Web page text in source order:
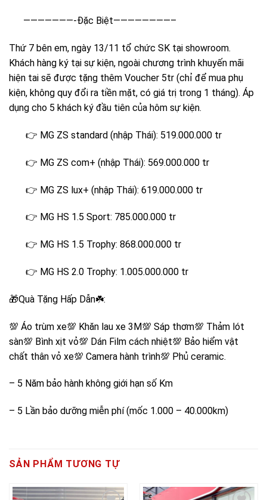
———————-Đặc Biệt————————–
Thứ 7 bên em, ngày 13/11 tổ chức SK tại showroom.
Khách hàng ký tại sự kiện, ngoài chương trình khuyến mãi
hiện tai sẽ được tặng thêm Voucher 5tr (chỉ để mua phụ
kiện, không quy đổi ra tiền mặt, có giá trị trong 1 tháng). Áp
dụng cho 5 khách ký đầu tiên của hôm sự kiện.
👉 MG ZS standard (nhập Thái): 519.000.000 tr
👉 MG ZS com+ (nhập Thái): 569.000.000 tr
👉 MG ZS lux+ (nhập Thái): 619.000.000 tr
👉 MG HS 1.5 Sport: 785.000.000 tr
👉 MG HS 1.5 Trophy: 868.000.000 tr
👉 MG HS 2.0 Trophy: 1.005.000.000 tr
🎁Quà Tặng Hấp Dẫn☘️:
💯 Áo trùm xe💯 Khăn lau xe 3M💯 Sáp thơm💯 Thảm lót
sàn💯 Bình xịt vỏ💯 Dán Film cách nhiệt💯 Bảo hiểm vật
chất thân vỏ xe💯 Camera hành trình💯 Phủ ceramic.
– 5 Năm bảo hành không giới hạn số Km
– 5 Lần bảo dưỡng miễn phí (mốc 1.000 – 40.000km)
SẢN PHẨM TƯƠNG TỰ